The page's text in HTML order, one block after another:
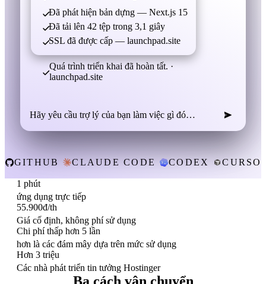
Đã phát hiện bản dựng — Next.js 15
Đã tải lên 42 tệp trong 3,1 giây
SSL đã được cấp — launchpad.site
Quá trình triển khai đã hoàn tất. ·
launchpad.site
Hãy yêu cầu trợ lý của bạn làm việc gì đó…
GITHUB CLAUDE CODE CODEX
1 phút
ứng dụng trực tiếp
55.900đ/th
Giá cố định, không phí sử dụng
Chi phí thấp hơn 5 lần
hơn là các đám mây dựa trên mức sử dụng
Hơn 3 triệu
Các nhà phát triển tin tưởng Hostinger